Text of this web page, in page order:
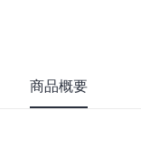
商品概要